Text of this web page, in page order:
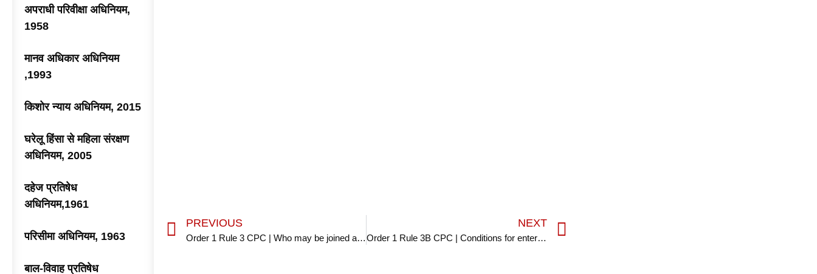
अपराधी परिवीक्षा अधिनियम,
1958
मानव अधिकार अधिनियम
,1993
किशोर न्याय अधिनियम, 2015
घरेलू हिंसा से महिला संरक्षण
अधिनियम, 2005
दहेज प्रतिषेध
अधिनियम,1961
परिसीमा अधिनियम, 1963
बाल-विवाह प्रतिषेध
PREVIOUS
Order 1 Rule 3 CPC | Who may be joined as defendants
NEXT
Order 1 Rule 3B CPC | Conditions for entertainment of suits —